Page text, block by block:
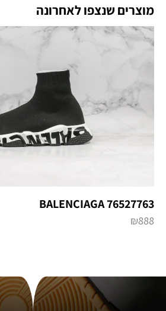
מוצרים שנצפו לאחרונה
BALENCIAGA 76527763
₪888